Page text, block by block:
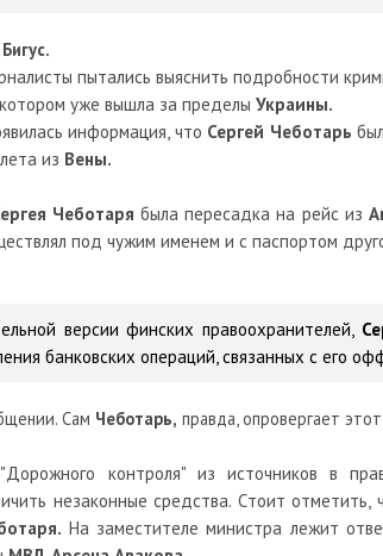
Бигус.
пытались выяснить подробности
уже вышла за пределы Украины.
информация, что Сергей Чеботарь
из Вены.
Чеботаря была пересадка на рейс из
под чужим именем и с паспортом
версии финских правоохранителей,
банковских операций, связанных с его
Сам Чеботарь, правда, опровергает
контроля" из источников в
незаконные средства. Стоит отметить,
На заместителе министра лежит